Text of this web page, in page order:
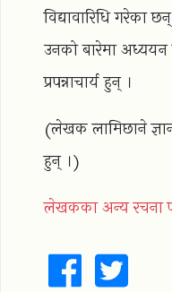
विद्यावारिधि गरेका
उनको बारेमा अध्ययन
प्रपन्नाचार्य हुन् ।
(लेखक लामिछाने
हुन् ।)
लेखकका अन्य रचना